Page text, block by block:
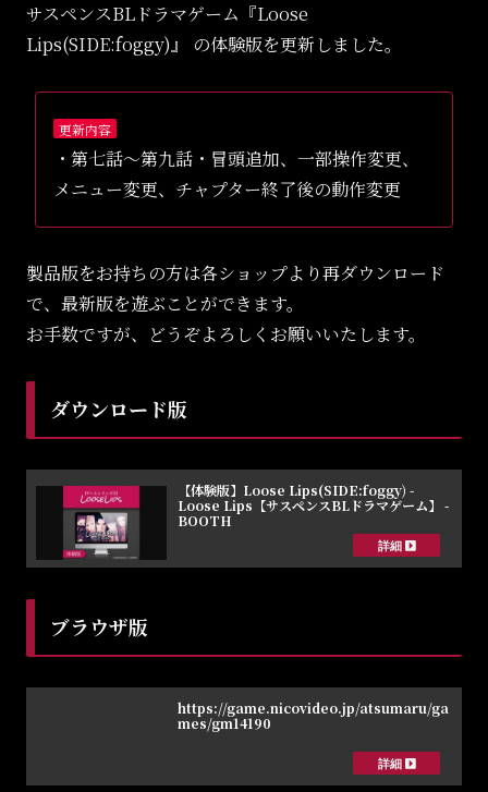
サスペンスBLドラマゲーム『Loose
Lips(SIDE:foggy)』 の体験版を更新しました。
更新内容
・第七話〜第九話・冒頭追加、一部操作変更、
メニュー変更、チャプター終了後の動作変更
製品版をお持ちの方は各ショップより再ダウンロード
で、最新版を遊ぶことができます。
お手数ですが、どうぞよろしくお願いいたします。
ダウンロード版
【体験版】Loose Lips(SIDE:foggy) -
Loose Lips【サスペンスBLドラマゲーム】 -
BOOTH
ブラウザ版
https://game.nicovideo.jp/atsumaru/ga
mes/gm14190